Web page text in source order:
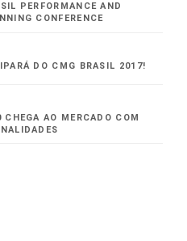
PERFORMANCE AND
CONFERENCE
DO CMG BRASIL 2017!
AO MERCADO COM